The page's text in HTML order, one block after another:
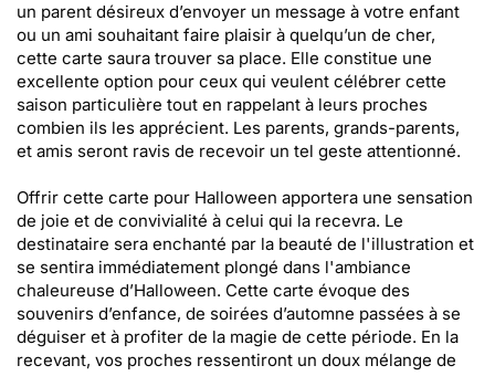
un parent désireux d’envoyer un message à votre enfant
ou un ami souhaitant faire plaisir à quelqu’un de cher,
cette carte saura trouver sa place. Elle constitue une
excellente option pour ceux qui veulent célébrer cette
saison particulière tout en rappelant à leurs proches
combien ils les apprécient. Les parents, grands-parents,
et amis seront ravis de recevoir un tel geste attentionné.
Offrir cette carte pour Halloween apportera une sensation
de joie et de convivialité à celui qui la recevra. Le
destinataire sera enchanté par la beauté de l'illustration et
se sentira immédiatement plongé dans l'ambiance
chaleureuse d’Halloween. Cette carte évoque des
souvenirs d’enfance, de soirées d’automne passées à se
déguiser et à profiter de la magie de cette période. En la
recevant, vos proches ressentiront un doux mélange de